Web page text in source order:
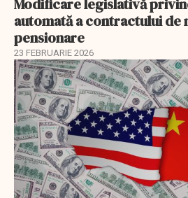
automată a contractului de
pensionare
23 FEBRUARIE 2026